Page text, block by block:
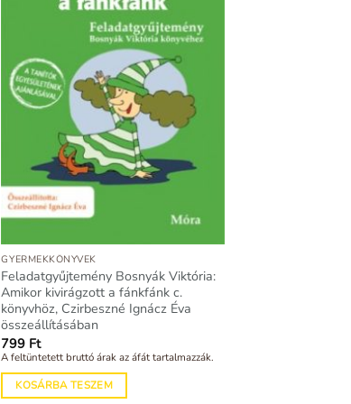
GYERMEKKÖNYVEK
Feladatgyűjtemény Bosnyák Viktória:
Amikor kivirágzott a fánkfánk c.
könyvhöz, Czirbeszné Ignácz Éva
összeállításában
799 Ft
A feltüntetett bruttó árak az áfát tartalmazzák.
KOSÁRBA TESZEM